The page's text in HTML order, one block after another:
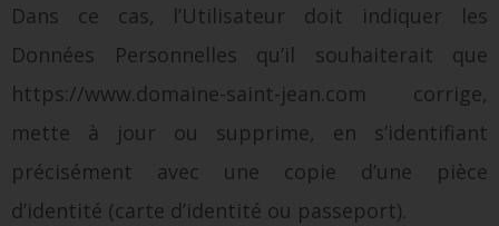
Dans ce cas, l’Utilisateur doit indiquer les
Données Personnelles qu’il souhaiterait que
https://www.domaine-saint-jean.com corrige,
mette à jour ou supprime, en s’identifiant
précisément avec une copie d’une pièce
d’identité (carte d’identité ou passeport).